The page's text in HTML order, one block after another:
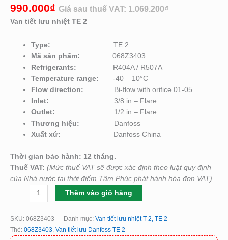
990.000₫ Giá sau thuế VAT: 1.069.200₫
Van tiết lưu nhiệt TE 2
Type:TE 2
Mã sản phẩm:068Z3403
Refrigerants:
R404A / R507A
Temperature range:-40 – 10°C
Flow direction:
Bi-flow with orifice 01-05
Inlet:3/8 in – Flare
Outlet: 1/2 in – Flare
Thương hiệu:
Danfoss
Xuất xứ:
Danfoss China
Thời gian bảo hành: 12 tháng.
Thuế VAT: (Mức thuế VAT sẽ được xác định theo luật quy định
của Nhà nước tại thời điểm Tâm Phúc phát hành hóa đơn VAT)
Thêm vào giỏ hàng
SKU: 068Z3403 Danh mục: Van tiết lưu nhiệt T 2, TE 2
Thẻ: 068Z3403 Van tiết lưu Danfoss TE 2